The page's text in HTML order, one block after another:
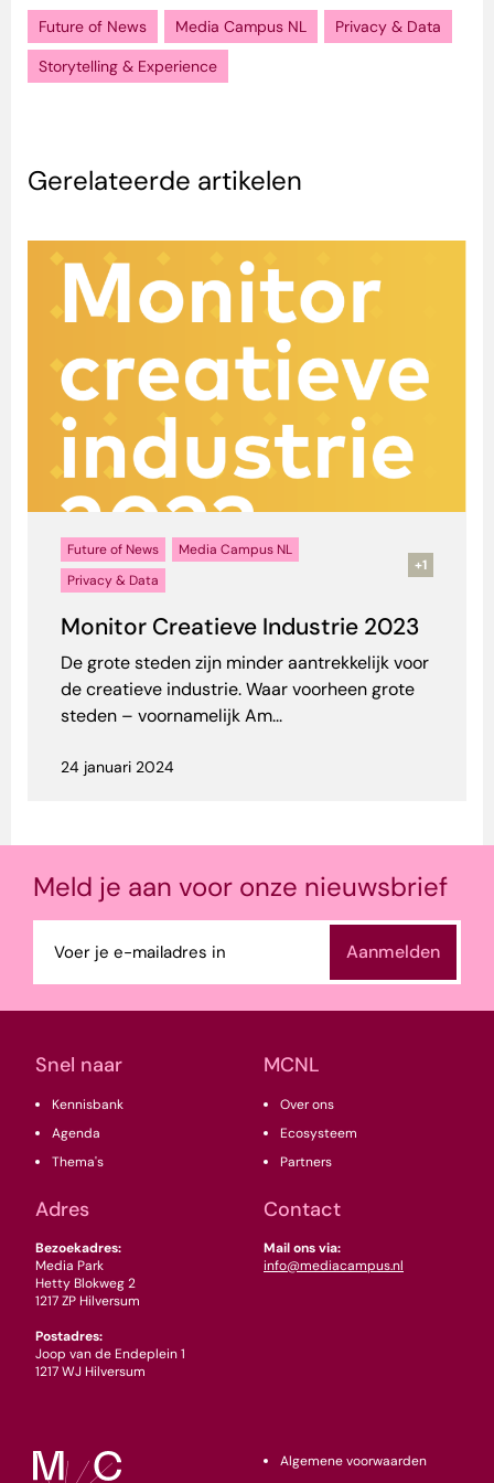
Future of News Media Campus NL
Privacy & Data
Storytelling & Experience
Gerelateerde artikelen
Future of News
Media Campus NL
Privacy & Data
+1
Monitor Creatieve Industrie 2023
De grote steden zijn minder aantrekkelijk voor
de creatieve industrie. Waar voorheen grote
steden – voornamelijk Am...
24 januari 2024
Snel naar
Kennisbank
Agenda
Thema's
MCNL
Over ons
Ecosysteem
Partners
Adres
Bezoekadres:
Media Park
Hetty Blokweg 2
1217 ZP Hilversum
Postadres:
Joop van de Endeplein 1
1217 WJ Hilversum
Contact
Mail ons via:
info@mediacampus.nl
Meld je aan voor onze nieuwsbrief
mailadres
(Vereist)
Algemene voorwaarden